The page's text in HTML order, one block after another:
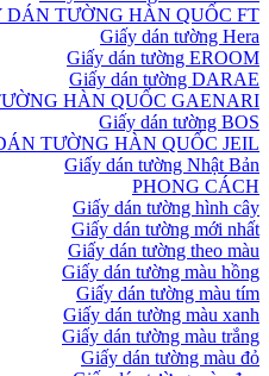
DÁN TƯỜNG HÀN QUỐC FT
Giấy dán tường Hera
Giấy dán tường EROOM
Giấy dán tường DARAE
HÀN QUỐC GAENARI
Giấy dán tường BOS
TƯỜNG HÀN QUỐC JEIL
Giấy dán tường Nhật Bản
PHONG CÁCH
Giấy dán tường hình cây
Giấy dán tường mới nhất
Giấy dán tường theo màu
Giấy dán tường màu hồng
Giấy dán tường màu tím
Giấy dán tường màu xanh
Giấy dán tường màu trắng
Giấy dán tường màu đỏ